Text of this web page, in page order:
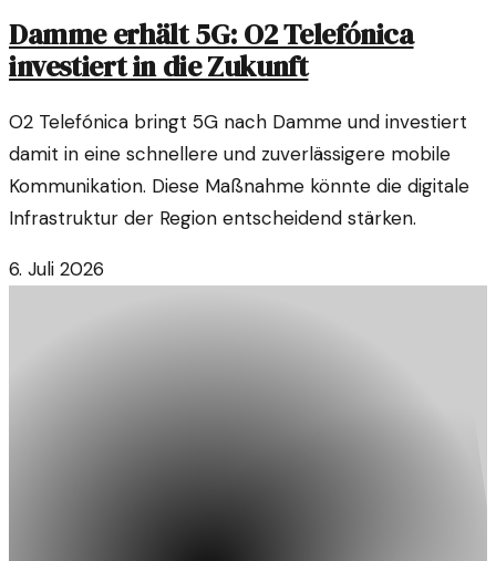
Damme erhält 5G: O2 Telefónica
investiert in die Zukunft
O2 Telefónica bringt 5G nach Damme und investiert
damit in eine schnellere und zuverlässigere mobile
Kommunikation. Diese Maßnahme könnte die digitale
Infrastruktur der Region entscheidend stärken.
6. Juli 2026